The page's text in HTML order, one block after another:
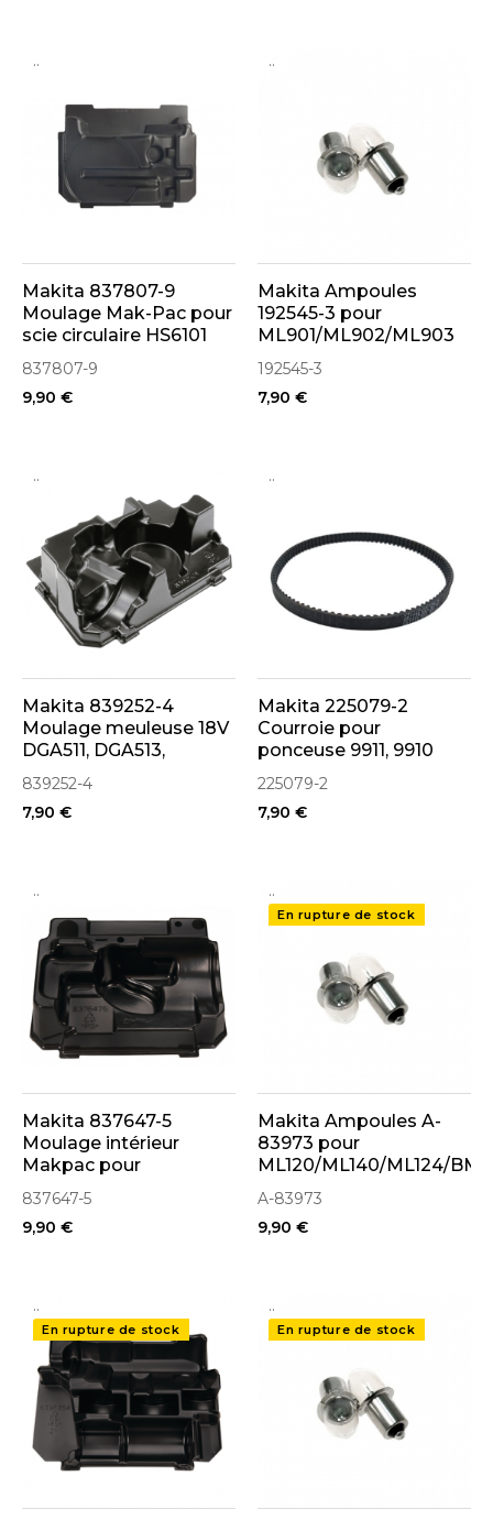
..
Makita 837807-9
Moulage Mak-Pac pour
scie circulaire HS6101
837807-9
9,90 €
..
Makita Ampoules
192545-3 pour
ML901/ML902/ML903
192545-3
7,90 €
..
Makita 839252-4
Moulage meuleuse 18V
DGA511, DGA513,
DGA517
839252-4
7,90 €
..
Makita 225079-2
Courroie pour
ponceuse 9911, 9910
225079-2
7,90 €
..
Makita 837647-5
Moulage intérieur
Makpac pour
défonceuse RP1800F,
RP1801, RP2300,
RP2301
837647-5
9,90 €
..
En rupture de stock
Makita Ampoules A-
83973 pour
ML120/ML140/ML124/
A-83973
9,90 €
..
En rupture de stock
..
En rupture de stock